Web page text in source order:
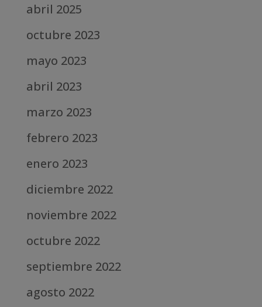
abril 2025
octubre 2023
mayo 2023
abril 2023
marzo 2023
febrero 2023
enero 2023
diciembre 2022
noviembre 2022
octubre 2022
septiembre 2022
agosto 2022